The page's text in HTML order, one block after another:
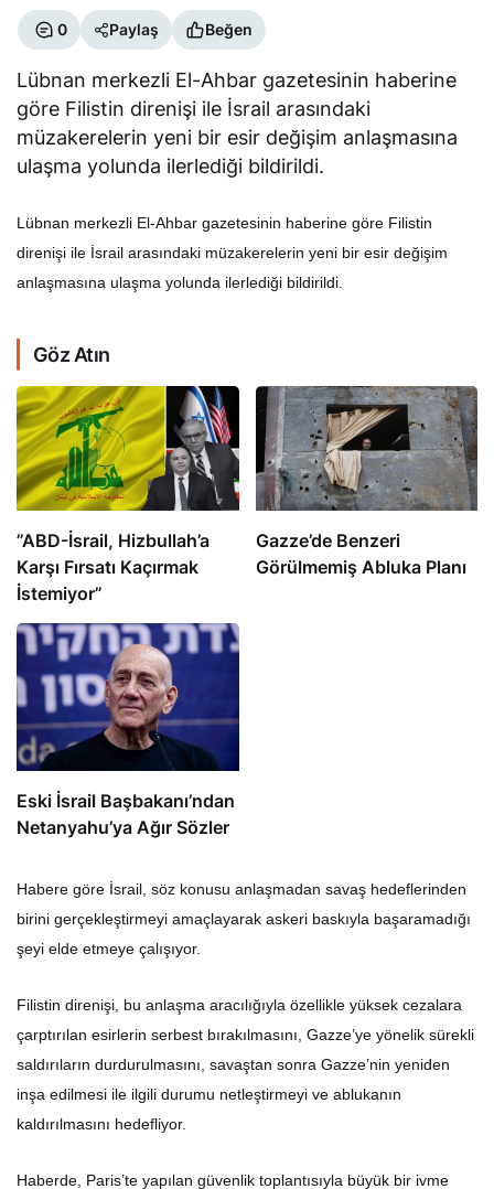
0 Paylaş Beğen
Lübnan merkezli El-Ahbar gazetesinin haberine
göre Filistin direnişi ile İsrail arasındaki
müzakerelerin yeni bir esir değişim anlaşmasına
ulaşma yolunda ilerlediği bildirildi.
Lübnan merkezli El-Ahbar gazetesinin haberine göre Filistin
direnişi ile İsrail arasındaki müzakerelerin yeni bir esir değişim
anlaşmasına ulaşma yolunda ilerlediği bildirildi.
Göz Atın
​​​​​​​”ABD-İsrail, Hizbullah’a
Karşı Fırsatı Kaçırmak
İstemiyor”
​​​​​​​Gazze’de Benzeri
Görülmemiş Abluka Planı
Eski İsrail Başbakanı’ndan
Netanyahu’ya Ağır Sözler
Habere göre İsrail, söz konusu anlaşmadan savaş hedeflerinden
birini gerçekleştirmeyi amaçlayarak askeri baskıyla başaramadığı
şeyi elde etmeye çalışıyor.
Filistin direnişi, bu anlaşma aracılığıyla özellikle yüksek cezalara
çarptırılan esirlerin serbest bırakılmasını, Gazze’ye yönelik sürekli
saldırıların durdurulmasını, savaştan sonra Gazze’nin yeniden
inşa edilmesi ile ilgili durumu netleştirmeyi ve ablukanın
kaldırılmasını hedefliyor.
Haberde, Paris’te yapılan güvenlik toplantısıyla büyük bir ivme